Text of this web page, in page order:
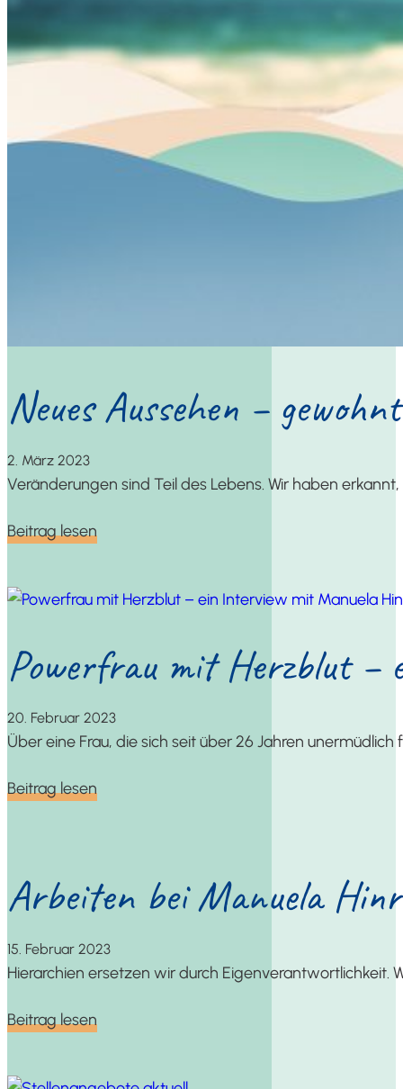
Neu­es Aus­se­hen –
2. März 2023
Ver­än­de­run­gen sind Teil des Lebens. Wir haben
Bei­trag lesen
Power­frau mit Herz­blut
20. Febru­ar 2023
Über eine Frau, die sich seit über 26 Jah­ren
Bei­trag lesen
Arbei­ten bei Manue­la
15. Febru­ar 2023
Hier­ar­chien erset­zen wir durch Eigen­ver­ant­wort­lich­keit.
Bei­trag lesen